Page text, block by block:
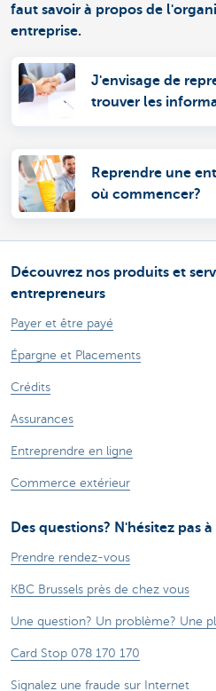
faut savoir à propos de
entreprise.
J'envisage de
trouver les
Reprendre une
où commencer?
Découvrez nos produits et
entrepreneurs
Payer et être payé
Épargne et Placements
Crédits
Assurances
Entreprendre en ligne
Commerce extérieur
Des questions? N'hésitez pas
Prendre rendez-vous
KBC Brussels près de chez vous
Une question? Un problème? Une
Card Stop 078 170 170
Signalez une fraude sur Internet